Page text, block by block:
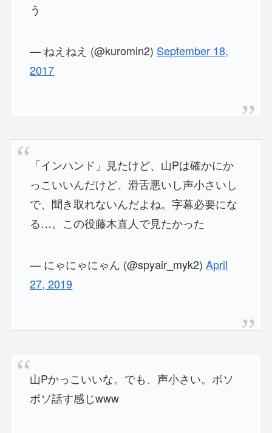
う
— ねえねえ (@kuromin2) September 18,
2017
「インハンド」見たけど、山Pは確かにか
っこいいんだけど、滑舌悪いし声小さいし
で、聞き取れないんだよね。字幕必要にな
る…。この役藤木直人で見たかった
— にゃにゃにゃん (@spyair_myk2)April
27, 2019
山Pかっこいいな。でも、声小さい。ボソ
ボソ話す感じwww